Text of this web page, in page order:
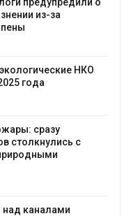
из-за
НКО
года
сразу
столкнулись с
над каналами